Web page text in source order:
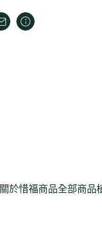
關於惜福商品全部商品